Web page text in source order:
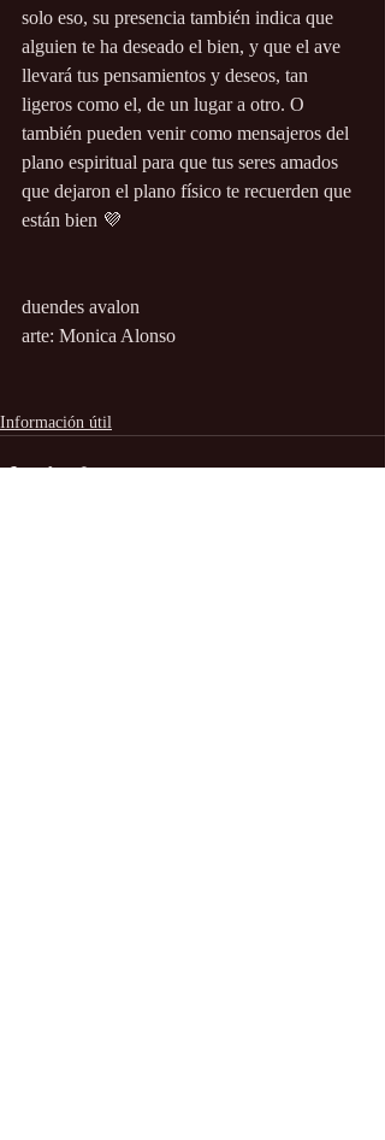
solo eso, su presencia también indica que
alguien te ha deseado el bien, y que el ave
llevará tus pensamientos y deseos, tan
ligeros como el, de un lugar a otro. O
también pueden venir como mensajeros del
plano espiritual para que tus seres amados
que dejaron el plano físico te recuerden que
están bien 💜
duendes avalon
arte: Monica Alonso
Información útil